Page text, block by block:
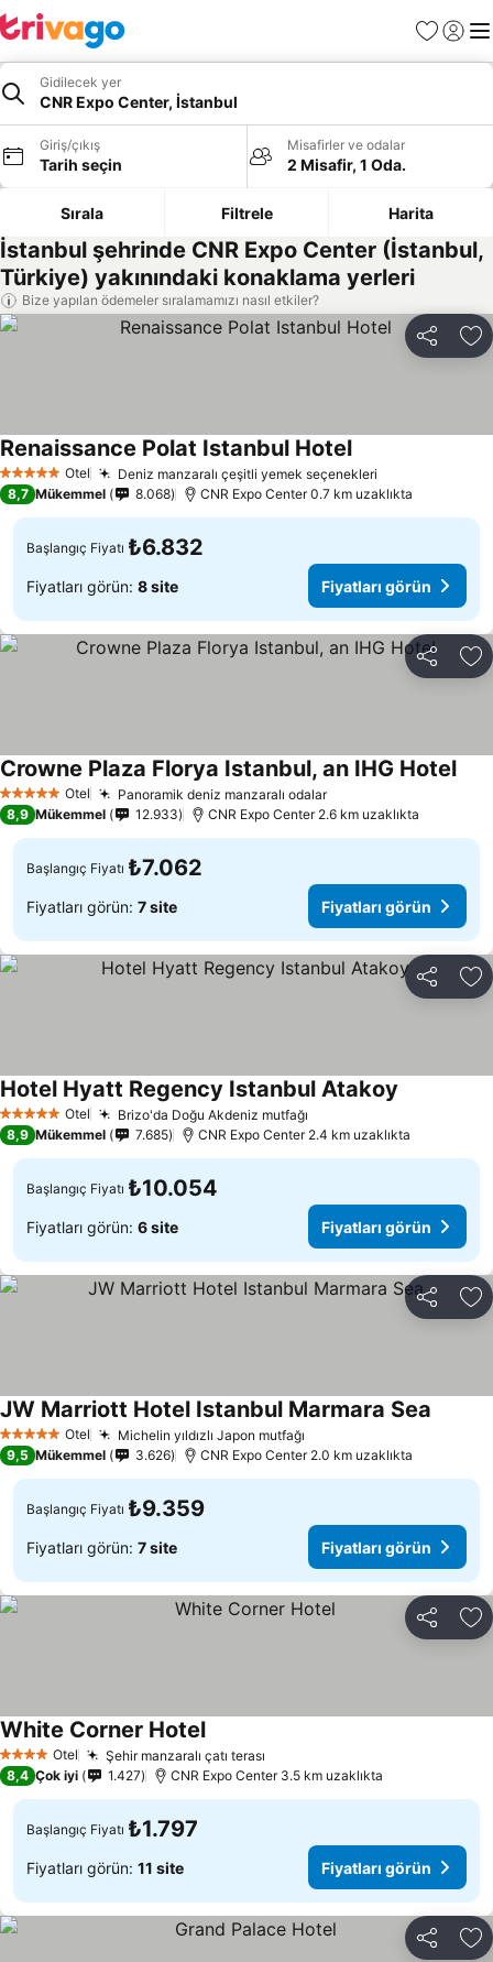
Favoriler
Giriş
Gidilecek yer
CNR Expo Center, İstanbul
Giriş/çıkış
Tarih seçin
Misafirler ve odalar
2 Misafir, 1 Oda.
Sırala Filtrele Harita
İstanbul şehrinde CNR Expo Center (İstanbul,
Türkiye) yakınındaki konaklama yerleri
Bize yapılan ödemeler sıralamamızı nasıl etkiler?
Paylaş
5 Yıldız Otel Deniz manzaralı çeşitli yemek seçenekleri
Renaissance Polat Istanbul Hotel
8,7 Mükemmel 8.068 CNR Expo Center 0.7 km uzaklıkta
Başlangıç Fiyatı ₺6.832
Fiyatları görün: 8 site Fiyatları görün
Paylaş
5 Yıldız Otel Panoramik deniz manzaralı odalar
Crowne Plaza Florya Istanbul, an IHG Hotel
8,9 Mükemmel 12.933 CNR Expo Center 2.6 km uzaklıkta
Başlangıç Fiyatı ₺7.062
Fiyatları görün: 7 site Fiyatları görün
Paylaş
5 Yıldız Otel Brizo'da Doğu Akdeniz mutfağı
Hotel Hyatt Regency Istanbul Atakoy
8,9 Mükemmel 7.685 CNR Expo Center 2.4 km uzaklıkta
Başlangıç Fiyatı ₺10.054
Fiyatları görün: 6 site Fiyatları görün
Paylaş
5 Yıldız Otel Michelin yıldızlı Japon mutfağı
JW Marriott Hotel Istanbul Marmara Sea
9,5 Mükemmel 3.626 CNR Expo Center 2.0 km uzaklıkta
Başlangıç Fiyatı ₺9.359
Fiyatları görün: 7 site Fiyatları görün
Paylaş
4 Yıldız Otel Şehir manzaralı çatı terası
White Corner Hotel
8,4 Çok iyi 1.427 CNR Expo Center 3.5 km uzaklıkta
Başlangıç Fiyatı ₺1.797
Fiyatları görün: 11 site Fiyatları görün
Paylaş